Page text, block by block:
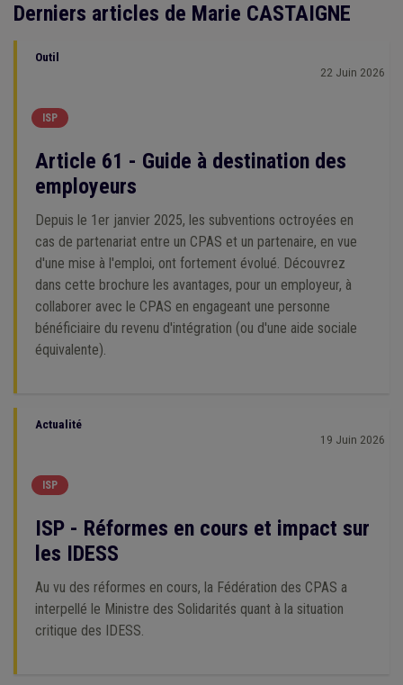
Derniers articles de Marie CASTAIGNE
Outil
22 Juin 2026
ISP
Article 61 - Guide à destination des
employeurs
Depuis le 1er janvier 2025, les subventions octroyées en
cas de partenariat entre un CPAS et un partenaire, en vue
d'une mise à l'emploi, ont fortement évolué. Découvrez
dans cette brochure les avantages, pour un employeur, à
collaborer avec le CPAS en engageant une personne
bénéficiaire du revenu d'intégration (ou d'une aide sociale
équivalente).
Actualité
19 Juin 2026
ISP
ISP - Réformes en cours et impact sur
les IDESS
Au vu des réformes en cours, la Fédération des CPAS a
interpellé le Ministre des Solidarités quant à la situation
critique des IDESS.